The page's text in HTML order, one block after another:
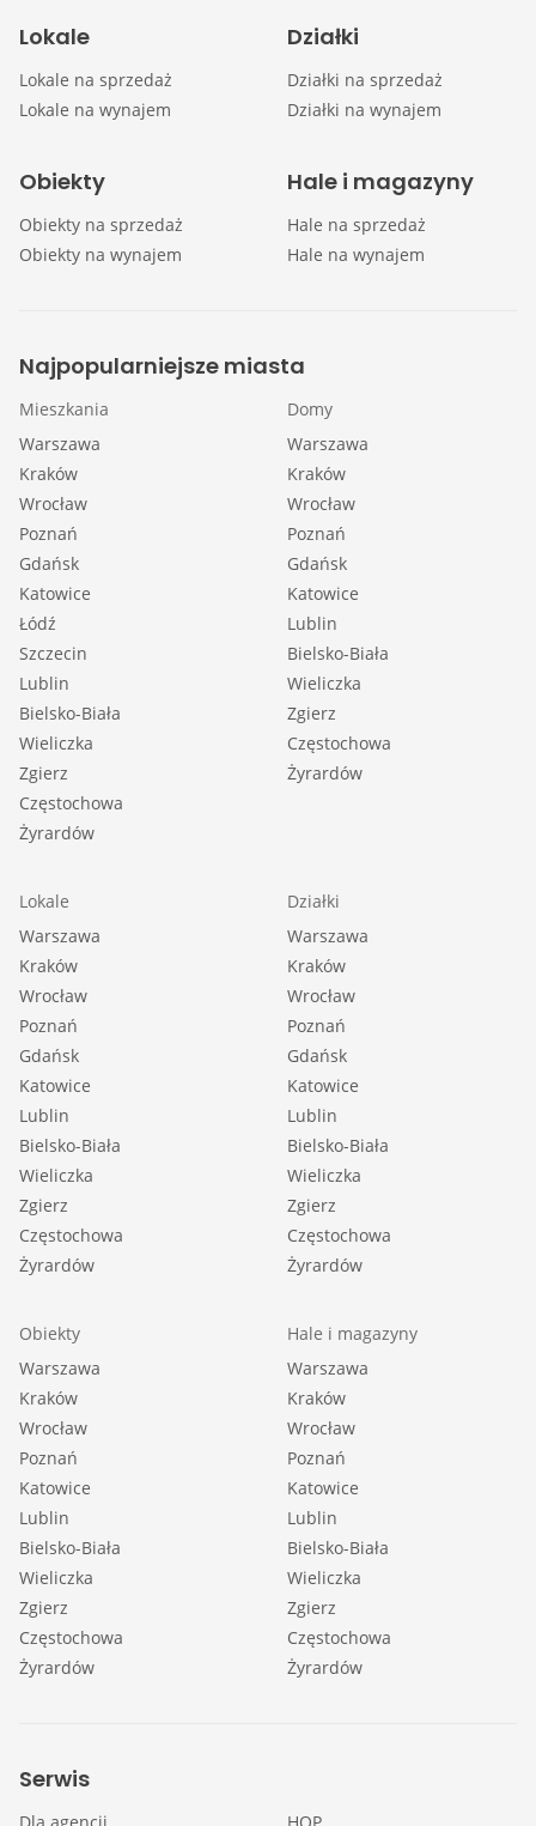
Lokale
Lokale na sprzedaż
Lokale na wynajem
Działki
Działki na sprzedaż
Działki na wynajem
Obiekty
Obiekty na sprzedaż
Obiekty na wynajem
Hale i magazyny
Hale na sprzedaż
Hale na wynajem
Najpopularniejsze miasta
Mieszkania
Warszawa
Kraków
Wrocław
Poznań
Gdańsk
Katowice
Łódź
Szczecin
Lublin
Bielsko-Biała
Wieliczka
Zgierz
Częstochowa
Żyrardów
Domy
Warszawa
Kraków
Wrocław
Poznań
Gdańsk
Katowice
Lublin
Bielsko-Biała
Wieliczka
Zgierz
Częstochowa
Żyrardów
Lokale
Warszawa
Kraków
Wrocław
Poznań
Gdańsk
Katowice
Lublin
Bielsko-Biała
Wieliczka
Zgierz
Częstochowa
Żyrardów
Działki
Warszawa
Kraków
Wrocław
Poznań
Gdańsk
Katowice
Lublin
Bielsko-Biała
Wieliczka
Zgierz
Częstochowa
Żyrardów
Obiekty
Warszawa
Kraków
Wrocław
Poznań
Katowice
Lublin
Bielsko-Biała
Wieliczka
Zgierz
Częstochowa
Żyrardów
Hale i magazyny
Warszawa
Kraków
Wrocław
Poznań
Katowice
Lublin
Bielsko-Biała
Wieliczka
Zgierz
Częstochowa
Żyrardów
Serwis